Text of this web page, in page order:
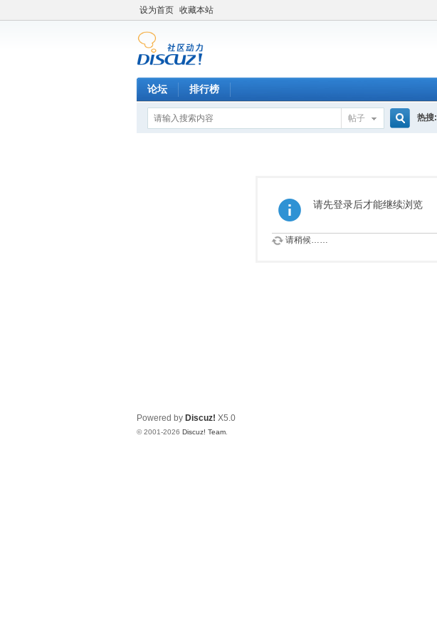
设为首页 收藏本站
论坛 排行榜
帖子
索
热搜:
请先登录后才能继续浏览
请稍候……
Powered by Discuz! X5.0
© 2001-2026 Discuz! Team